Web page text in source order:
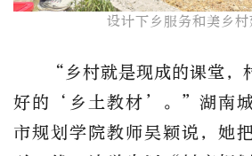
设计下乡服务和美乡村
“乡村就是现成的课堂，
好的‘乡土教材’。”湖南
市规划学院教师吴颖说，她